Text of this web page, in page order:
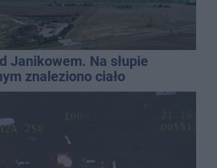
Janikowem. Na słupie
znaleziono ciało